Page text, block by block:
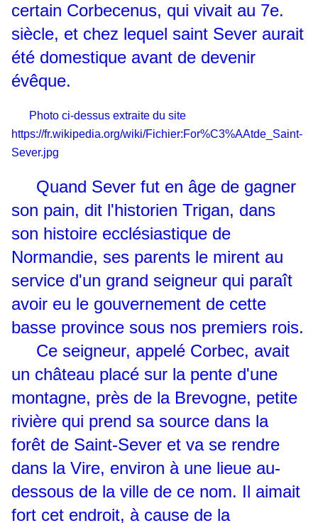
certain Corbecenus, qui vivait au 7e.
siècle, et chez lequel saint Sever aurait
été domestique avant de devenir
évêque.
Photo ci-dessus extraite du site
https://fr.wikipedia.org/wiki/Fichier:For%C3%AAtde_Saint-
Sever.jpg
Quand Sever fut en âge de gagner
son pain, dit l'historien Trigan, dans
son histoire ecclésiastique de
Normandie, ses parents le mirent au
service d'un grand seigneur qui paraît
avoir eu le gouvernement de cette
basse province sous nos premiers rois.
Ce seigneur, appelé Corbec, avait
un château placé sur la pente d'une
montagne, près de la Brevogne, petite
rivière qui prend sa source dans la
forêt de Saint-Sever et va se rendre
dans la Vire, environ à une lieue au-
dessous de la ville de ce nom. Il aimait
fort cet endroit, à cause de la